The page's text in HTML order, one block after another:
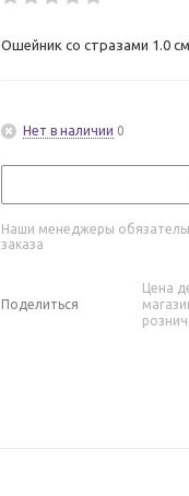
Ошейник со стразами 1.0 см
Нет в наличии 0
Наши менеджеры
заказа
Поделиться
Цена